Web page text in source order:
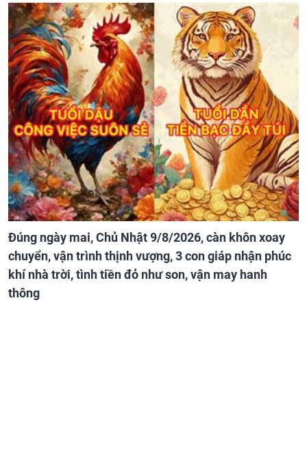
Đúng ngày mai, Chủ Nhật 9/8/2026, càn khôn xoay
chuyển, vận trình thịnh vượng, 3 con giáp nhận phúc
khí nhà trời, tình tiền đỏ như son, vận may hanh
thông